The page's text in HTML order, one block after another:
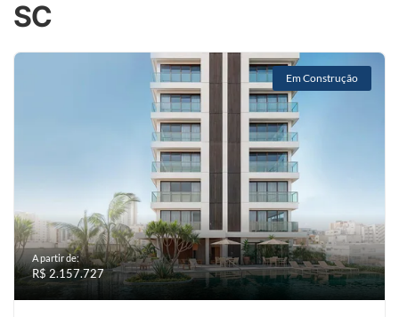
SC
Em Construção
A partir de:
R$ 2.157.727